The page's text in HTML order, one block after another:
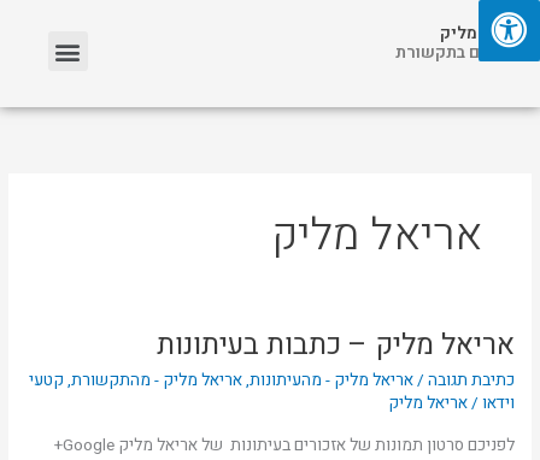
דילוג
לתוכן
אריאל מליק
אזכורים בתקשורת
אריאל מליק
אריאל מליק – כתבות בעיתונות
כתיבת תגובה /אריאל מליק - מהעיתונות,אריאל מליק - מהתקשורת, קטעי
וידאו /אריאל מליק
לפניכם סרטון תמונות של אזכורים בעיתונות של אריאל מליק Google+
אריאל
–
בעיתונות